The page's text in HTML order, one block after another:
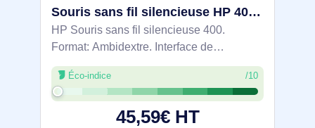
Souris sans fil silencieuse HP 400 - AZ7B6AA
HP Souris sans fil silencieuse 400.
Format: Ambidextre. Interface de
l'appareil: RF sans fil + Bluetooth,
Résolution en mouvement: 6000 DPI,
Quantité de boutons programmables: 5,
Type Scroll: Roue.
Éco-indice /10
45,59€ HT